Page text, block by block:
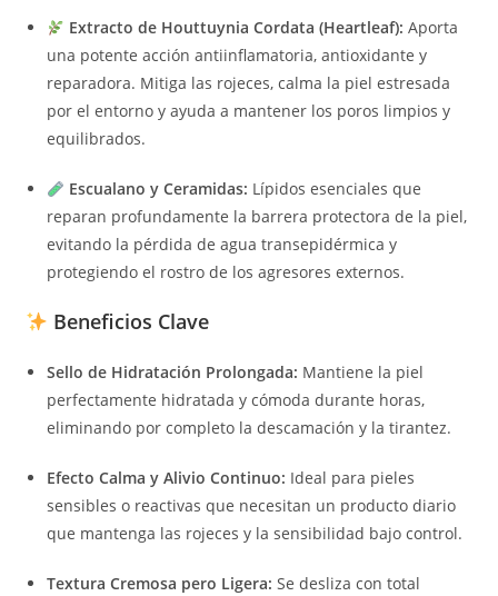
Extracto de Houttuynia Cordata (Heartleaf): Aporta
una potente acción antiinflamatoria, antioxidante y
reparadora. Mitiga las rojeces, calma la piel estresada
por el entorno y ayuda a mantener los poros limpios y
equilibrados.
Escualano y Ceramidas: Lípidos esenciales que
reparan profundamente la barrera protectora de la piel,
evitando la pérdida de agua transepidérmica y
protegiendo el rostro de los agresores externos.
Beneficios Clave
Sello de Hidratación Prolongada: Mantiene la piel
perfectamente hidratada y cómoda durante horas,
eliminando por completo la descamación y la tirantez.
Efecto Calma y Alivio Continuo: Ideal para pieles
sensibles o reactivas que necesitan un producto diario
que mantenga las rojeces y la sensibilidad bajo control.
Textura Cremosa pero Ligera: Se desliza con total